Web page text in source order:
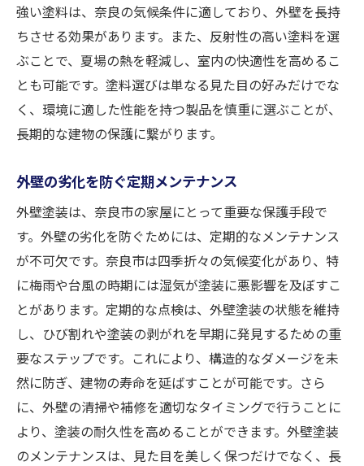
施工プロセスでの注意点
信頼できる業者とのパートナーシップ
外壁塗装の最新テクノロジー
地域の気候を考慮した塗装方法
要因
業者選びのポイントと注意点
実績と評価の確認方法
アフターフォローの内容を確認
施工前の打ち合わせでの重要ポイント
見積もり比較での注意すべき点
信頼関係を築くための対話
奈良市で外壁塗装を長持ちさせるための実践的
なアプローチ
塗料選びから始める長持ち塗装
適切な施工時期の見極め
強い塗料は、奈良の気候条件に適しており、外壁を長持
ちさせる効果があります。また、反射性の高い塗料を選
ぶことで、夏場の熱を軽減し、室内の快適性を高めるこ
とも可能です。塗料選びは単なる見た目の好みだけでな
く、環境に適した性能を持つ製品を慎重に選ぶことが、
長期的な建物の保護に繋がります。
外壁の劣化を防ぐ定期メンテナンス
外壁塗装は、奈良市の家屋にとって重要な保護手段で
す。外壁の劣化を防ぐためには、定期的なメンテナンス
が不可欠です。奈良市は四季折々の気候変化があり、特
に梅雨や台風の時期には湿気が塗装に悪影響を及ぼすこ
とがあります。定期的な点検は、外壁塗装の状態を維持
し、ひび割れや塗装の剥がれを早期に発見するための重
要なステップです。これにより、構造的なダメージを未
然に防ぎ、建物の寿命を延ばすことが可能です。さら
に、外壁の清掃や補修を適切なタイミングで行うことに
より、塗装の耐久性を高めることができます。外壁塗装
のメンテナンスは、見た目を美しく保つだけでなく、長